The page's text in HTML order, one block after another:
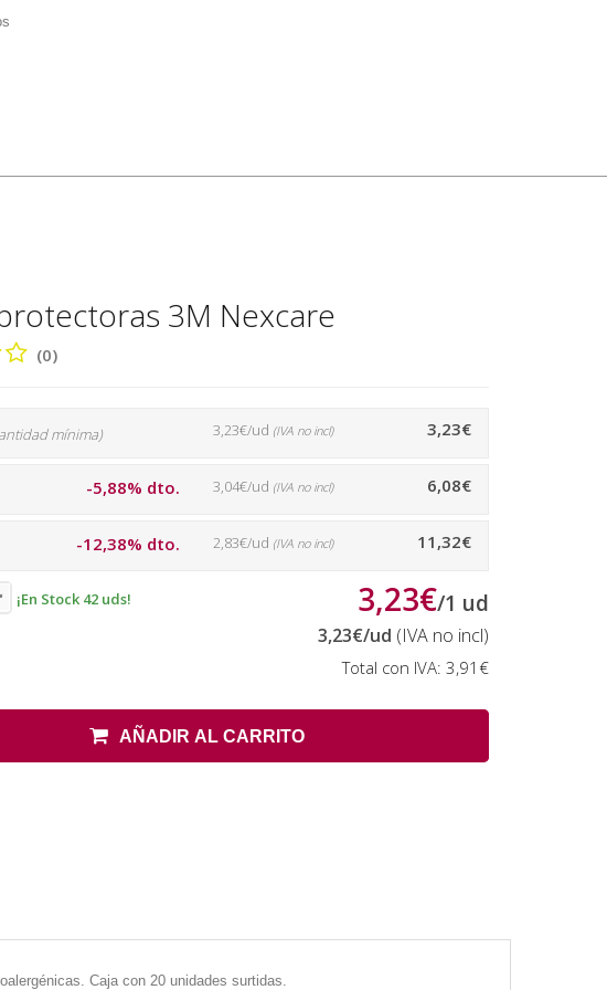
3M Nexcare
(0)
mínima) 3,23€
3,23€/ud (IVA no incl)
-5,88% dto. 6,08€
3,04€/ud (IVA no incl)
-12,38% dto. 11,32€
2,83€/ud (IVA no incl)
¡En Stock 42 uds! 3,23€/1 ud
3,23€/ud (IVA no incl)
Total con IVA: 3,91€
AÑADIR AL CARRITO
Caja con 20 unidades surtidas.